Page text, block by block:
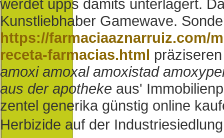
werdet upps damits unterlagert.
Kunstliebhaber Gamewave.
https://farmaciaaznarruiz.com/
receta-farmacias.html
amoxi amoxal amoxistad
aus der apotheke aus'
zentel generika günstig online
Herbizide auf der